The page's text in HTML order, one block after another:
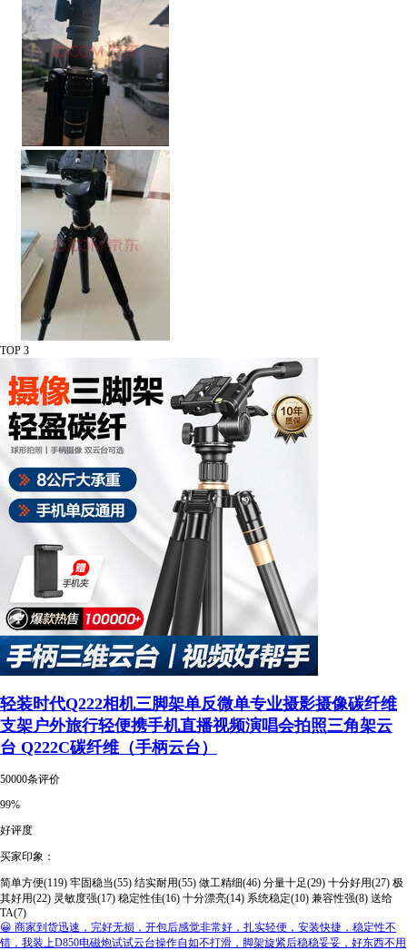
TOP 3
轻装时代Q222相机三脚架单反微单专业摄影摄像碳纤维
支架户外旅行轻便携手机直播视频演唱会拍照三角架云
台 Q222C碳纤维（手柄云台）
50000条评价
99%
好评度
买家印象：
简单方便(119) 牢固稳当(55) 结实耐用(55) 做工精细(46) 分量十足(29) 十分好用(27) 极
其好用(22) 灵敏度强(17) 稳定性佳(16) 十分漂亮(14) 系统稳定(10) 兼容性强(8) 送给
TA(7)
😀 商家到货迅速，完好无损，开包后感觉非常好，扎实轻便，安装快捷，稳定性不
错，我装上D850电磁炮试试云台操作自如不打滑，脚架旋紧后稳稳妥妥，好东西不用